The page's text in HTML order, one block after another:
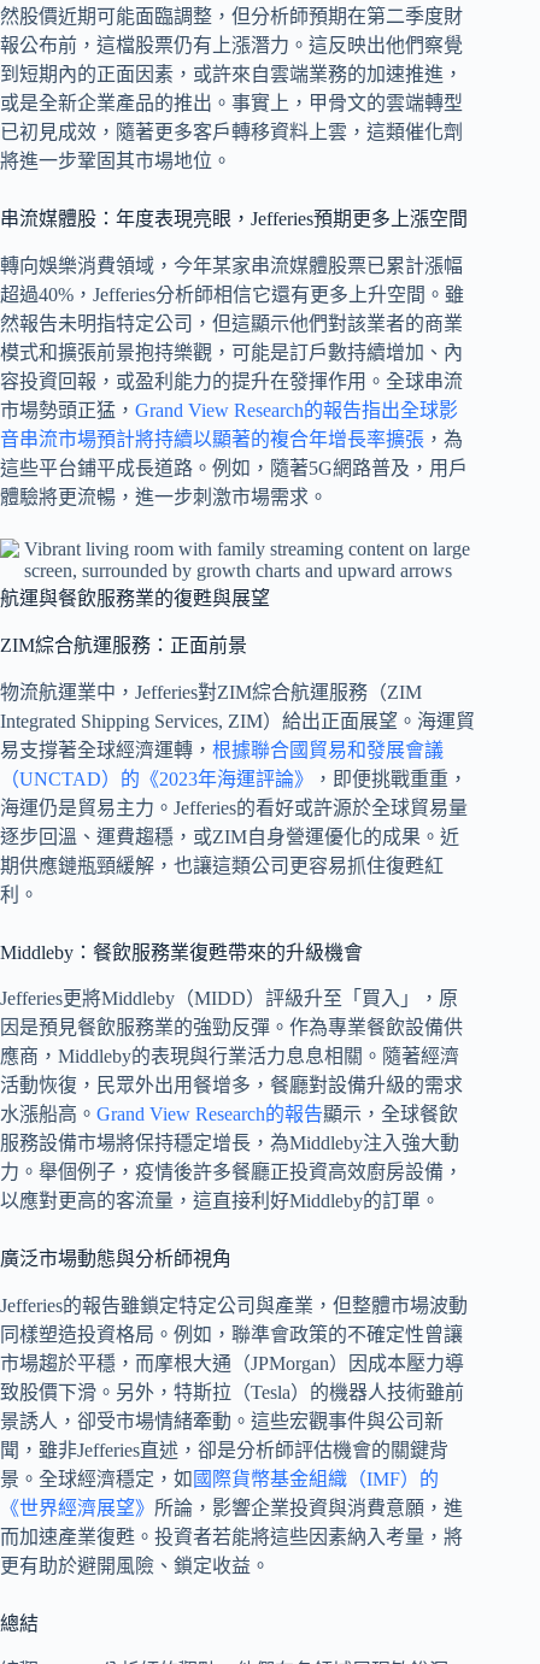
然股價近期可能面臨調整，但分析師預期在第二季度財
報公布前，這檔股票仍有上漲潛力。這反映出他們察覺
到短期內的正面因素，或許來自雲端業務的加速推進，
或是全新企業產品的推出。事實上，甲骨文的雲端轉型
已初見成效，隨著更多客戶轉移資料上雲，這類催化劑
將進一步鞏固其市場地位。
串流媒體股：年度表現亮眼，Jefferies預期更多上漲空間
轉向娛樂消費領域，今年某家串流媒體股票已累計漲幅
超過40%，Jefferies分析師相信它還有更多上升空間。雖
然報告未明指特定公司，但這顯示他們對該業者的商業
模式和擴張前景抱持樂觀，可能是訂戶數持續增加、內
容投資回報，或盈利能力的提升在發揮作用。全球串流
市場勢頭正猛， Grand View Research的報告指出全球影
音串流市場預計將持續以顯著的複合年增長率擴張 ，為
這些平台鋪平成長道路。例如，隨著5G網路普及，用戶
體驗將更流暢，進一步刺激市場需求。
航運與餐飲服務業的復甦與展望
ZIM綜合航運服務：正面前景
物流航運業中，Jefferies對ZIM綜合航運服務（ZIM
Integrated Shipping Services, ZIM）給出正面展望。海運貿
易支撐著全球經濟運轉， 根據聯合國貿易和發展會議
（UNCTAD）的《2023年海運評論》
，即便挑戰重重，
海運仍是貿易主力。Jefferies的看好或許源於全球貿易量
逐步回溫、運費趨穩，或ZIM自身營運優化的成果。近
期供應鏈瓶頸緩解，也讓這類公司更容易抓住復甦紅
利。
Middleby：餐飲服務業復甦帶來的升級機會
Jefferies更將Middleby（MIDD）評級升至「買入」，原
因是預見餐飲服務業的強勁反彈。作為專業餐飲設備供
應商，Middleby的表現與行業活力息息相關。隨著經濟
活動恢復，民眾外出用餐增多，餐廳對設備升級的需求
水漲船高。 Grand View Research的報告顯示，全球餐飲
服務設備市場將保持穩定增長，為Middleby注入強大動
力。舉個例子，疫情後許多餐廳正投資高效廚房設備，
以應對更高的客流量，這直接利好Middleby的訂單。
廣泛市場動態與分析師視角
Jefferies的報告雖鎖定特定公司與產業，但整體市場波動
同樣塑造投資格局。例如，聯準會政策的不確定性曾讓
市場趨於平穩，而摩根大通（JPMorgan）因成本壓力導
致股價下滑。另外，特斯拉（Tesla）的機器人技術雖前
景誘人，卻受市場情緒牽動。這些宏觀事件與公司新
聞，雖非Jefferies直述，卻是分析師評估機會的關鍵背
景。全球經濟穩定，如 國際貨幣基金組織（IMF）的
《世界經濟展望》 所論，影響企業投資與消費意願，進
而加速產業復甦。投資者若能將這些因素納入考量，將
更有助於避開風險、鎖定收益。
總結